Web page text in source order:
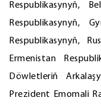
Respublikasynyň,
Respublikasynyň,
Respublikasynyň,
Ermenistan
Döwletleriň
Prezident Emomali